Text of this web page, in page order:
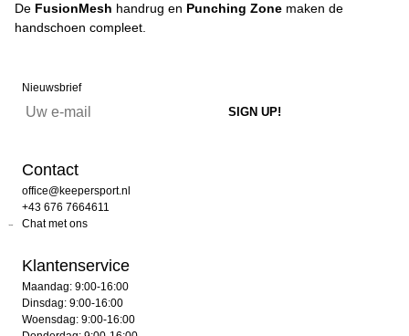
De FusionMesh handrug en Punching Zone maken de
handschoen compleet.
Nieuwsbrief
Contact
office@keepersport.nl
+43 676 7664611
Chat met ons
Klantenservice
Maandag: 9:00-16:00
Dinsdag: 9:00-16:00
Woensdag: 9:00-16:00